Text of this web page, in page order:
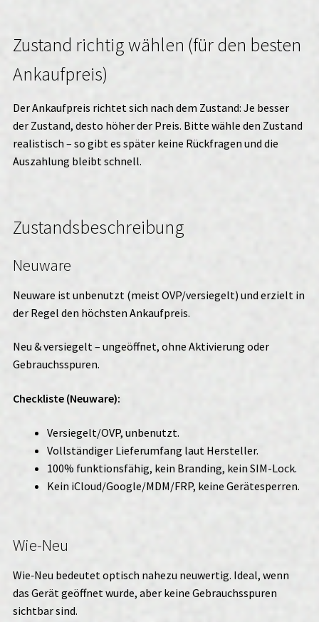
Zustand richtig wählen (für den besten
Ankaufpreis)
Der Ankaufpreis richtet sich nach dem Zustand: Je besser
der Zustand, desto höher der Preis. Bitte wähle den Zustand
realistisch – so gibt es später keine Rückfragen und die
Auszahlung bleibt schnell.
Zustandsbeschreibung
Neuware
Neuware ist unbenutzt (meist OVP/versiegelt) und erzielt in
der Regel den höchsten Ankaufpreis.
Neu & versiegelt – ungeöffnet, ohne Aktivierung oder
Gebrauchsspuren.
Checkliste (Neuware):
Versiegelt/OVP, unbenutzt.
Vollständiger Lieferumfang laut Hersteller.
100% funktionsfähig, kein Branding, kein SIM-Lock.
Kein iCloud/Google/MDM/FRP, keine Gerätesperren.
Wie-Neu
Wie‑Neu bedeutet optisch nahezu neuwertig. Ideal, wenn
das Gerät geöffnet wurde, aber keine Gebrauchsspuren
sichtbar sind.